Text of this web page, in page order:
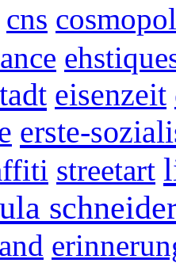
cns
eisenzeit
erste-
streetart